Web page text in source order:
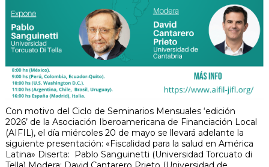
Con motivo del Ciclo de Seminarios Mensuales ‘edición
2026’ de la Asociación Iberoamericana de Financiación Local
(AIFIL), el día miércoles 20 de mayo se llevará adelante la
siguiente presentación: «Fiscalidad para la salud en América
Latina» Diserta: Pablo Sanguinetti (Universidad Torcuato di